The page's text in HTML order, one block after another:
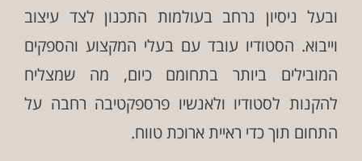
ובעל ניסיון נרחב בעולמות התכנון לצד עיצוב
וייבוא. הסטודיו עובד עם בעלי המקצוע והספקים
המובילים ביותר בתחומם כיום, מה שמצליח
להקנות לסטודיו ולאנשיו פרספקטיבה רחבה על
התחום תוך כדי ראיית ארוכת טווח.